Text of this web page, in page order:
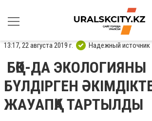
13:17, 22 августа 2019 г. Надежный источник
БҚО-ДА ЭКОЛОГИЯНЫ
БҮЛДІРГЕН
ЖАУАПҚА ТАРТЫЛДЫ